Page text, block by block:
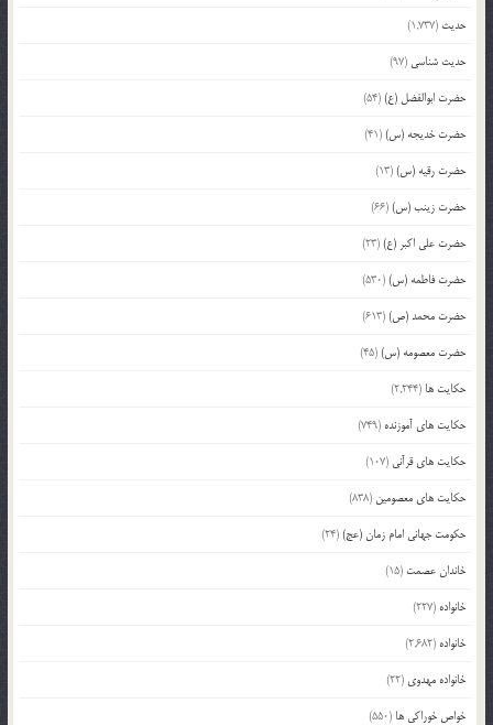
حدیث (1,737)
حدیث شناسی (97)
حضرت ابوالفضل (ع)(54)
حضرت خدیجه (س)(41)
حضرت رقیه (س)(13)
حضرت زینب (س)(66)
حضرت علی اکبر (ع)(23)
حضرت فاطمه (س)(530)
حضرت محمد (ص)(613)
حضرت معصومه (س)(45)
حکایت ها (2,244)
حکایت های آموزنده (749)
حکایت های قرآنی (107)
حکایت های معصومین (838)
حکومت جهانی امام زمان (عج)(24)
خاندان عصمت (15)
خانواده (227)
خانواده (2,682)
خانواده مهدوی (22)
خواص خوراکی ها (550)